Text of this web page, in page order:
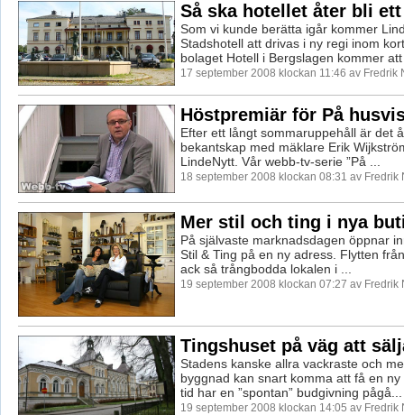
Så ska hotellet åter bli
Som vi kunde berätta igår kommer
Stadshotell att drivas i ny regi inom
bolaget Hotell i Bergslagen kommer
17 september 2008 klockan 11:46 av Fredrik
Höstpremiär för På
Efter ett långt sommaruppehåll är det
bekantskap med mäklare Erik
LindeNytt. Vår webb-tv-serie ”På ...
18 september 2008 klockan 08:31 av Fredrik
Mer stil och ting i nya
På självaste marknadsdagen öppnar
Stil & Ting på en ny adress. Flytten
ack så trångbodda lokalen i ...
19 september 2008 klockan 07:27 av Fredrik
Tingshuset på väg att
Stadens kanske allra vackraste och
byggnad kan snart komma att få en
tid har en ”spontan” budgivning pågå...
19 september 2008 klockan 14:05 av Fredrik